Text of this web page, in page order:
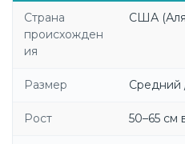
Страна
происхожден
ия
США
Размер Средний
Рост 50–65 см